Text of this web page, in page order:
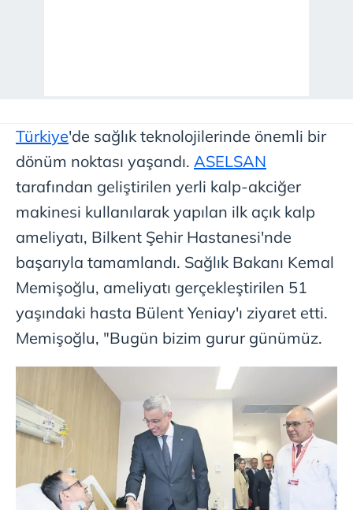
Türkiye'de sağlık teknolojilerinde önemli bir
dönüm noktası yaşandı. ASELSAN
tarafından geliştirilen yerli kalp-akciğer
makinesi kullanılarak yapılan ilk açık kalp
ameliyatı, Bilkent Şehir Hastanesi'nde
başarıyla tamamlandı. Sağlık Bakanı Kemal
Memişoğlu, ameliyatı gerçekleştirilen 51
yaşındaki hasta Bülent Yeniay'ı ziyaret etti.
Memişoğlu, "Bugün bizim gurur günümüz.